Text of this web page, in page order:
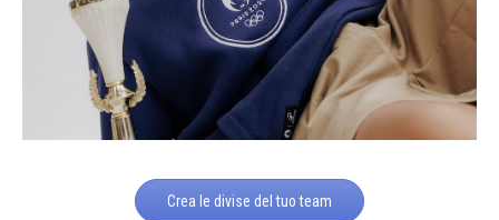
Crea le divise del tuo team